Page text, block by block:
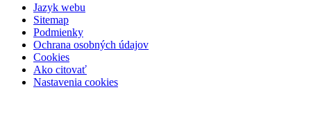
Jazyk webu
Sitemap
Podmienky
Ochrana osobných údajov
Cookies
Ako citovať
Nastavenia cookies